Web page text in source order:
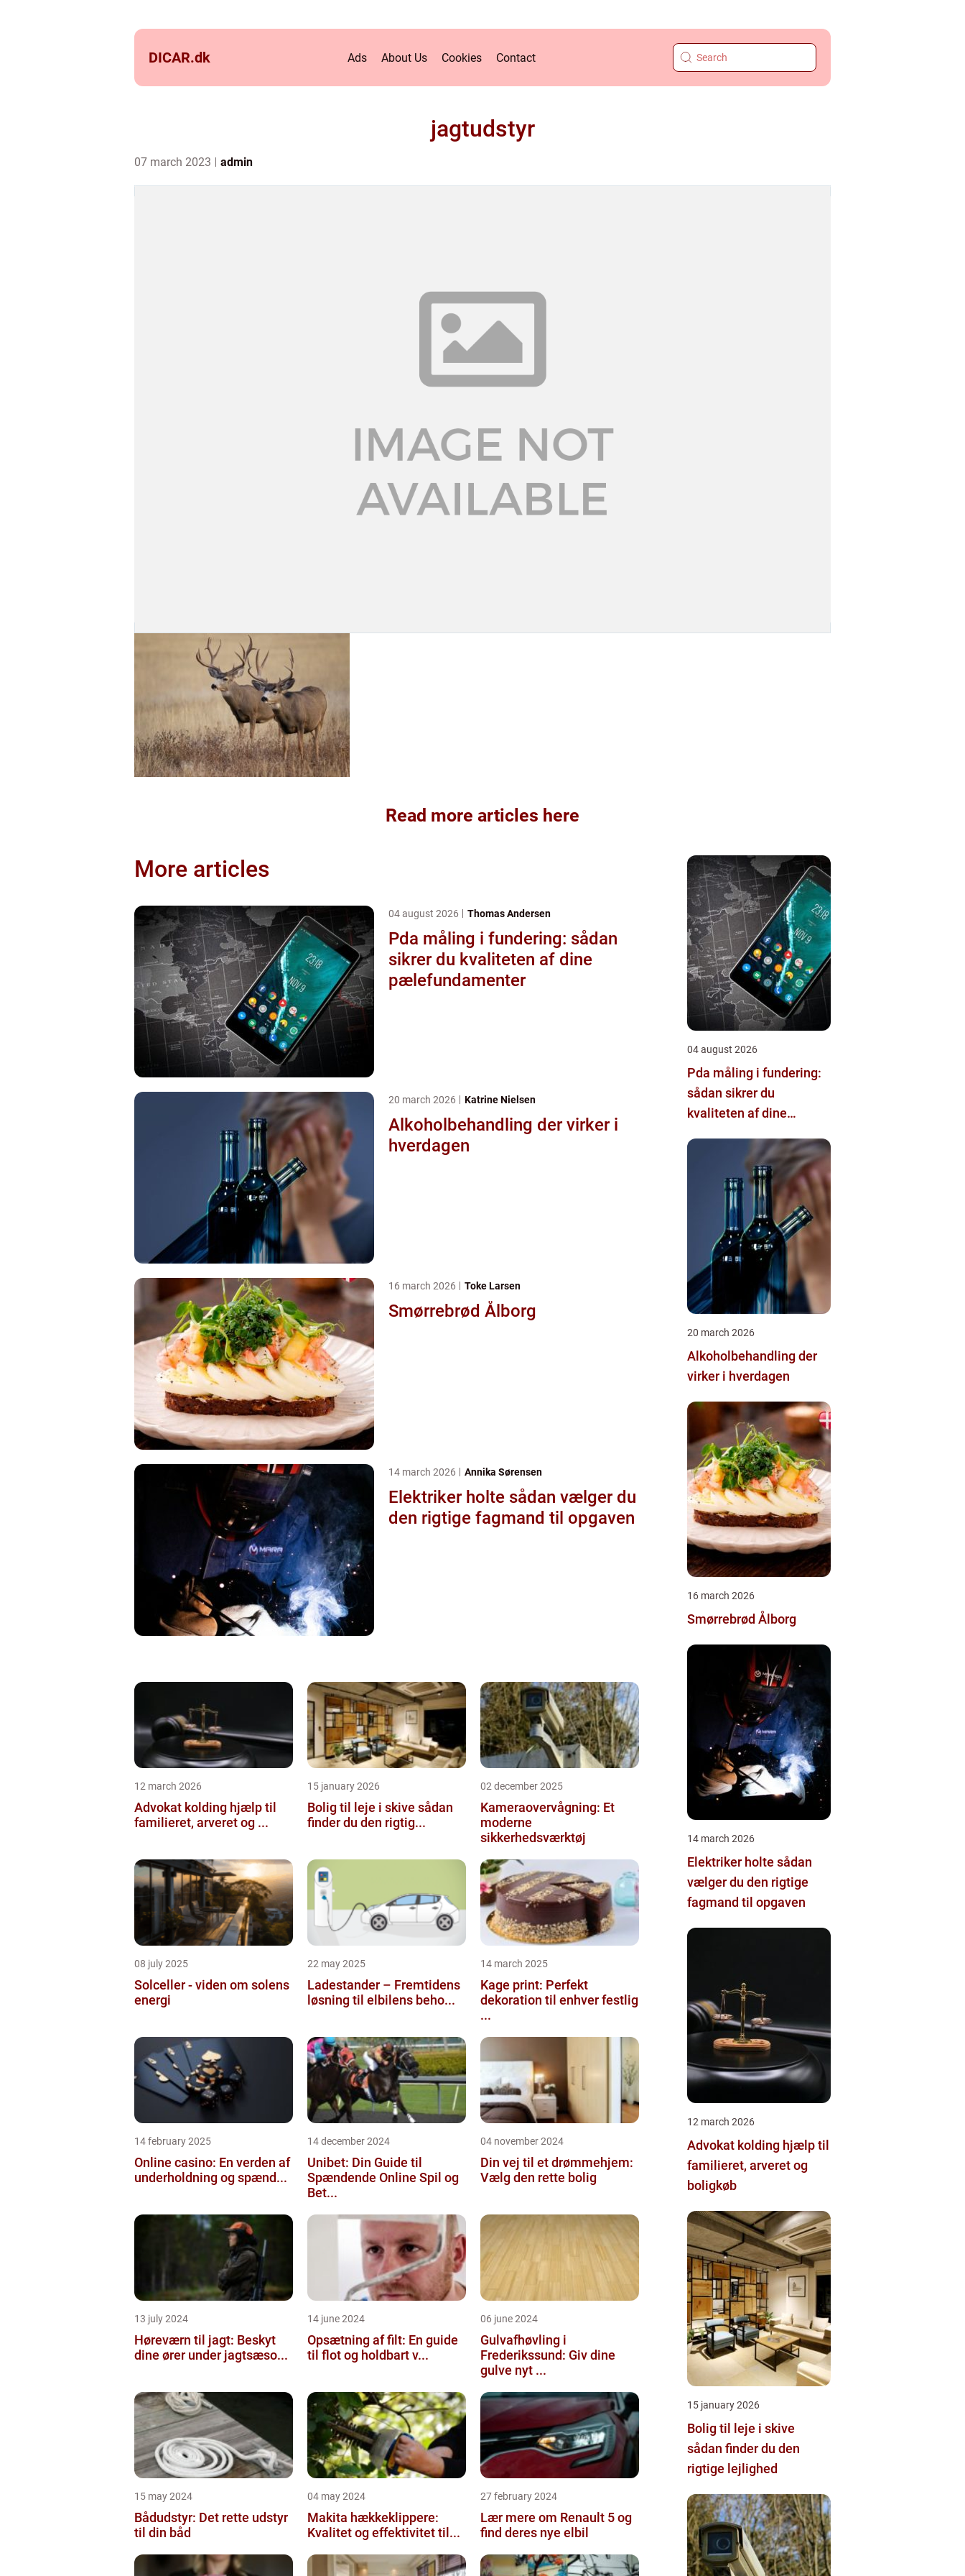
DICAR.dk Ads About Us Cookies Contact
jagtudstyr
07 march 2023 admin
Read more articles here
More articles
04 august 2026 Thomas Andersen
Pda måling i fundering: sådan
sikrer du kvaliteten af dine
pælefundamenter
20 march 2026 Katrine Nielsen
Alkoholbehandling der virker i
hverdagen
16 march 2026 Toke Larsen
Smørrebrød Ålborg
14 march 2026 Annika Sørensen
Elektriker holte sådan vælger du
den rigtige fagmand til opgaven
12 march 2026
Advokat kolding hjælp til
familieret, arveret og ...
15 january 2026
Bolig til leje i skive sådan
finder du den rigtig...
02 december 2025
Kameraovervågning: Et
moderne
sikkerhedsværktøj
08 july 2025
Solceller - viden om solens
energi
22 may 2025
Ladestander – Fremtidens
løsning til elbilens beho...
14 march 2025
Kage print: Perfekt
dekoration til enhver festlig
...
14 february 2025
Online casino: En verden af
underholdning og spænd...
14 december 2024
Unibet: Din Guide til
Spændende Online Spil og
Bet...
04 november 2024
Din vej til et drømmehjem:
Vælg den rette bolig
13 july 2024
Høreværn til jagt: Beskyt
dine ører under jagtsæso...
14 june 2024
Opsætning af filt: En guide
til flot og holdbart v...
06 june 2024
Gulvafhøvling i
Frederikssund: Giv dine
gulve nyt ...
15 may 2024
Bådudstyr: Det rette udstyr
til din båd
04 may 2024
Makita hækkeklippere:
Kvalitet og effektivitet til...
27 february 2024
Lær mere om Renault 5 og
find deres nye elbil
04 august 2026
Pda måling i fundering:
sådan sikrer du
kvaliteten af dine
20 march 2026
Alkoholbehandling der
virker i hverdagen
16 march 2026
Smørrebrød Ålborg
14 march 2026
Elektriker holte sådan
vælger du den rigtige
fagmand til opgaven
12 march 2026
Advokat kolding hjælp til
familieret, arveret og
boligkøb
15 january 2026
Bolig til leje i skive
sådan finder du den
rigtige lejlighed